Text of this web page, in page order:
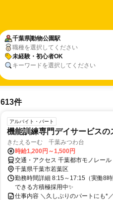
千葉県動物公園駅
職種を選択してください
未経験・初心者OK
キーワードを選択してください
613件
アルバイト・パート
機能訓練専門デイサービスの
きたえるーむ 千葉みつわ台
時給1,200円～1,500円
交通・アクセス 千葉都市モノレー
千葉県千葉市若葉区
勤務時間詳細 8:15～17:15（実働8
できる方積極採用中✨
仕事内容 ＼久しぶりのパートにも*